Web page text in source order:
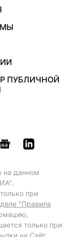
ПУБЛИЧНОЙ
на данном
при
"Правила
только при